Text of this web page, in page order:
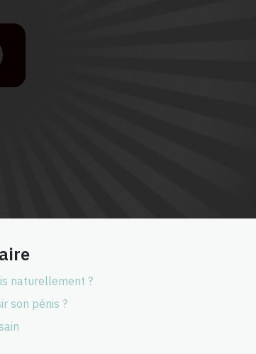
naturellement ?
son pénis ?